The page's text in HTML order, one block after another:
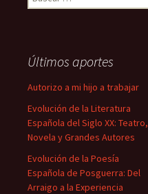
Últimos aportes
Autorizo a mi hijo a trabajar
Evolución de la Literatura
Española del Siglo XX: Teatro,
Novela y Grandes Autores
Evolución de la Poesía
Española de Posguerra: Del
Arraigo a la Experiencia